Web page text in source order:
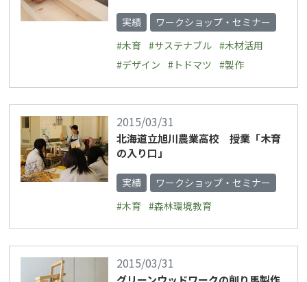
実績
ワークショップ・セミナー
#木育 #サステナブル #木材活用
#デザイン #トドマツ #製作
2015/03/31
北海道立旭川農業高校 授業「木育
の入り口」
実績
ワークショップ・セミナー
#木育 #森林環境教育
2015/03/31